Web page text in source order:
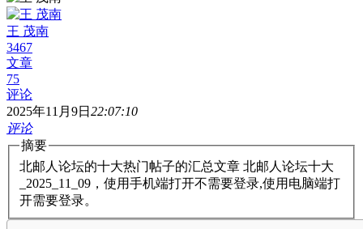
王 茂南
3467
文章
75
评论
2025年11月9日 22:07:10
评论
摘要
北邮人论坛的十大热门帖子的汇总文章 北邮人论坛十大
_2025_11_09，使用手机端打开不需要登录,使用电脑端打
开需要登录。